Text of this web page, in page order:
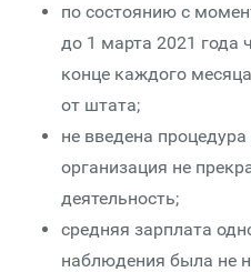
по состоянию с
до 1 марта 2021 года
конце каждого
от штата;
не введена процедура
организация не
деятельность;
средняя зарплата
наблюдения была не